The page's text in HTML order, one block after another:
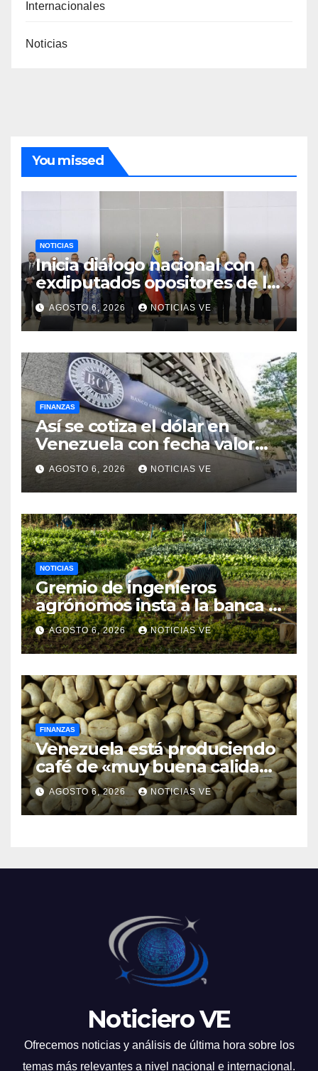
Internacionales
Noticias
You missed
NOTICIAS
Inicia diálogo nacional con
exdiputados opositores de la
AN de 2015
AGOSTO 6, 2026 NOTICIAS VE
FINANZAS
Así se cotiza el dólar en
Venezuela con fecha valor
viernes 7 de agosto de 2026
AGOSTO 6, 2026 NOTICIAS VE
NOTICIAS
Gremio de ingenieros
agrónomos insta a la banca a
financiar la agricultura
familiar
AGOSTO 6, 2026 NOTICIAS VE
FINANZAS
Venezuela está produciendo
café de «muy buena calidad»
que está siendo exportado a
21 países
AGOSTO 6, 2026 NOTICIAS VE
Noticiero VE
Ofrecemos noticias y análisis de última hora sobre los
temas más relevantes a nivel nacional e internacional.